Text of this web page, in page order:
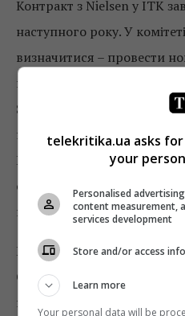
Контракт з Nielsen у ІТК
наступного року. У
визначитися – провести
продовжити контракт з
SLM зробили ставку на
нового вимірювача – TNS?
Білоскурського
самодіяльності не варто –
проходять попередній
Підтвердження цього було
Ореста. У квітні 2006 року
попросив Ореста
telekritika.ua asks
your
Personalised
content measurement,
services development
Store and/or access
Learn more
Your personal data will be